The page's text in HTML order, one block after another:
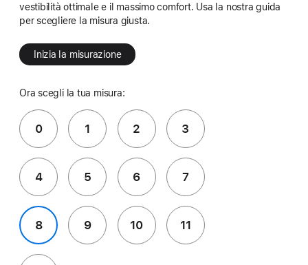
vestibilità ottimale e il massimo comfort. Usa la nostra guida
per scegliere la misura giusta.
Inizia la misurazione
Ora scegli la tua misura:
0 1 2 3
4 5 6 7
8 9 10 11